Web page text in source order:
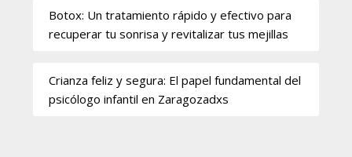
Botox: Un tratamiento rápido y efectivo para
recuperar tu sonrisa y revitalizar tus mejillas
Crianza feliz y segura: El papel fundamental del
psicólogo infantil en Zaragozadxs